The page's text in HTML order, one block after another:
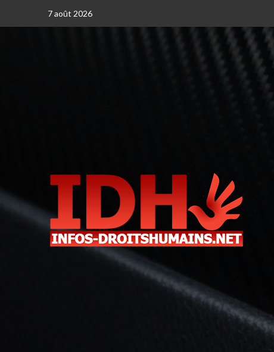
7 août 2026